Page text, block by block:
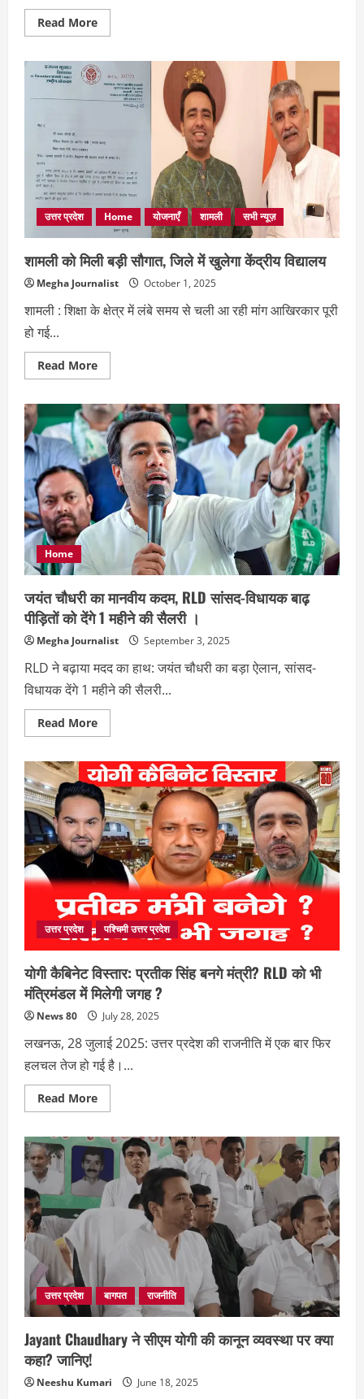
Read MoreRead
more
की
अंदरूनी
लड़ाई
में
बड़ा
खेल!
खतरे
में
संगीत
की
सीट
?
उत्तर प्रदेश Home योजनाएँ शामली सभी न्यूज़
शामली को मिली बड़ी सौगात, जिले में खुलेगा केंद्रीय विद्यालय
Megha Journalist October 1, 2025
शामली : शिक्षा के क्षेत्र में लंबे समय से चली आ रही मांग आखिरकार पूरी
हो गई...
Read MoreRead
more
को
मिली
बड़ी
सौगात,
जिले
खुलेगा
केंद्रीय
विद्यालय
Home
जयंत चौधरी का मानवीय कदम, RLD सांसद-विधायक बाढ़
पीड़ितों को देंगे 1 महीने की सैलरी ।
Megha Journalist September 3, 2025
RLD ने बढ़ाया मदद का हाथ: जयंत चौधरी का बड़ा ऐलान, सांसद-
विधायक देंगे 1 महीने की सैलरी...
Read MoreRead
more
चौधरी
का
मानवीय
कदम,
RLD
सांसद-
विधायक
बाढ़
पीड़ितों
देंगे
1
महीने
की
सैलरी
।
उत्तर प्रदेश पश्चिमी उत्तर प्रदेश
योगी कैबिनेट विस्तार: प्रतीक सिंह बनगे मंत्री? RLD को भी
मंत्रिमंडल में मिलेगी जगह ?
News 80 July 28, 2025
लखनऊ, 28 जुलाई 2025: उत्तर प्रदेश की राजनीति में एक बार फिर
हलचल तेज हो गई है।...
Read MoreRead
more
कैबिनेट
विस्तार:
प्रतीक
सिंह
बनगे
मंत्री?
RLD
में
मिलेगी
जगह
?
उत्तर प्रदेश बागपत राजनीति
Jayant Chaudhary ने सीएम योगी की कानून व्यवस्था पर क्या
कहा? जानिए!
Neeshu Kumari June 18, 2025